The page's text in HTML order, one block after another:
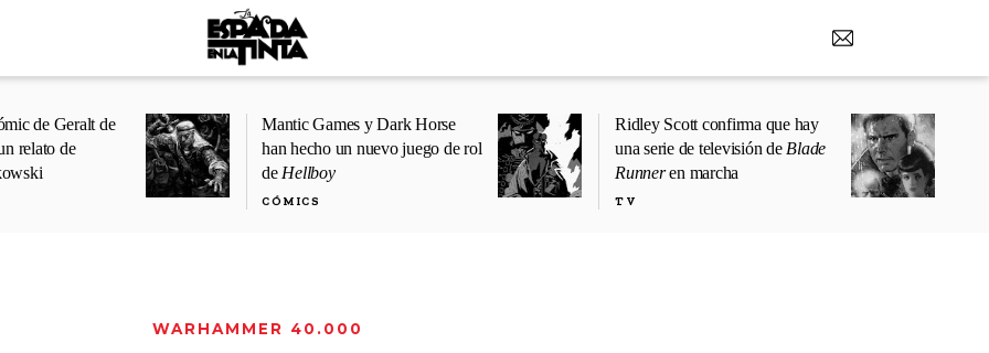
de Geralt de
relato de
Mantic Games y Dark Horse
han hecho un nuevo juego de rol
de Hellboy
CÓMICS
Ridley Scott confirma que hay
una serie de televisión de Blade
Runneren marcha
TV
WARHAMMER 40.000